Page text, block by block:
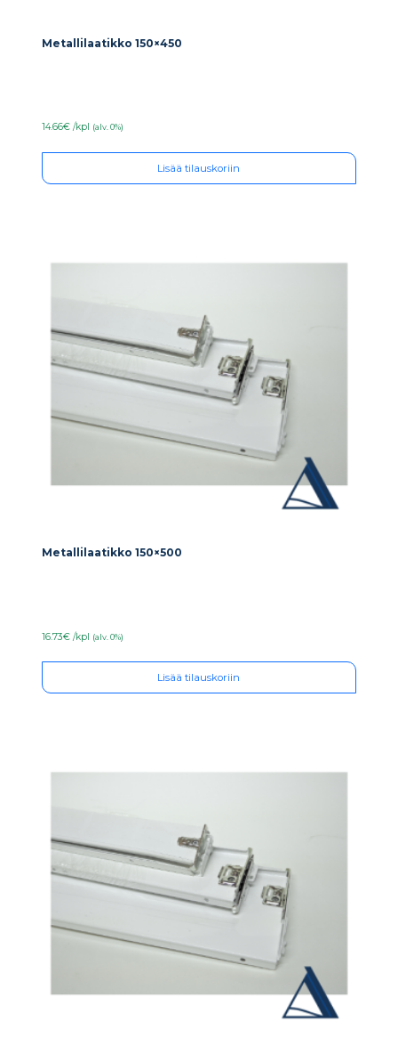
Metallilaatikko 150×450
14.66€ /kpl (alv. 0%)
Lisää tilauskoriin
Metallilaatikko 150×500
16.73€ /kpl (alv. 0%)
Lisää tilauskoriin